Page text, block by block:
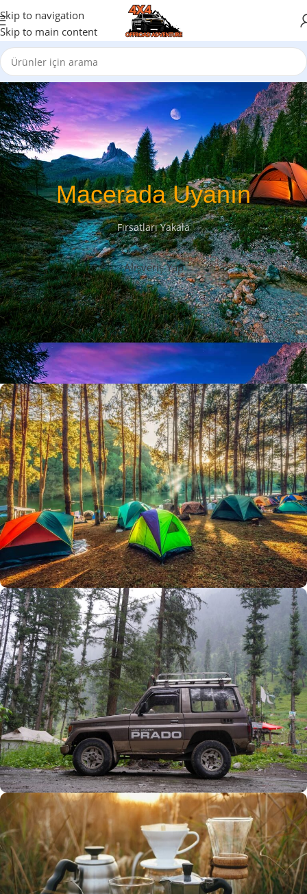
Skip to navigation
Skip to main content
Macerada Uyanın
Fırsatları Yakala
Alışveriş Yap
Büyük Yaz İndirimi
0
Günler
00
Hr
00
Min
00
SSK
Alışverişe Başla
ARAÇ AKSESUARLARI
SATIŞ VE MONTAJ
Keşfet